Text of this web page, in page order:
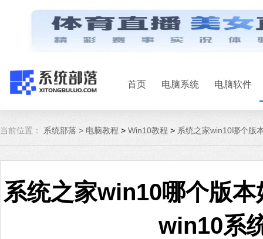
首页 电脑系统 电脑软件
当前位置： 系统部落 > 电脑教程 > Win10教程 > 系统之家win10哪个版
系统之家win10哪个版
win10系